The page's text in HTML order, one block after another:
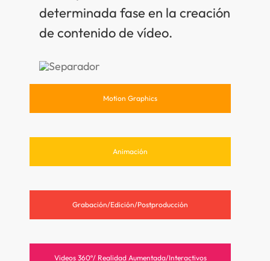
determinada fase en la creación
de contenido de vídeo.
Motion Graphics
Animación
Grabación/Edición/Postproducción
Videos 360º/ Realidad Aumentada/Interactivos